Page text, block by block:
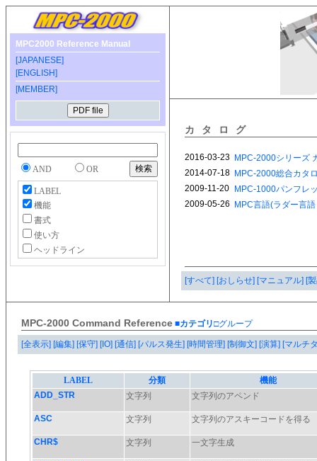
MPC2000 Reference Manual
[JAPANESE]
[ENGLISH]
[MEMBER]
AND OR
LABEL
機能
書式
使い方
ヘッドライン
カタログ
[すべて] [おしらせ] [マニュアル] [
MPC-2000 Command Reference ■カテゴリ□グループ
[全表示] [編集] [保守] [IO] [通信] [パルス発生] [時間管理] [制御文] [演算] [マルチ